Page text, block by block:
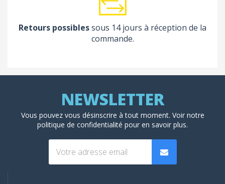
Retours possiblessous 14 jours à réception de la
commande.
Vous pouvez vous désinscrire à tout moment. Voir notre
politique de confidentialité pour en savoir plus.